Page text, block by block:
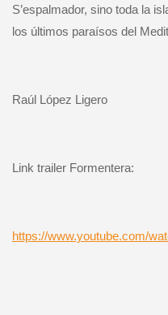
S’espalmador, sino toda la
los últimos paraísos del
Raúl López Ligero
Link trailer Formentera:
https://www.youtube.com/